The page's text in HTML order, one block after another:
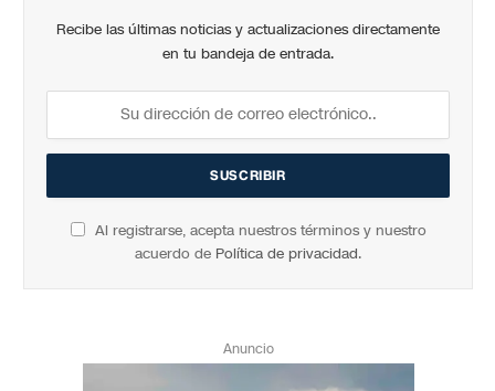
Recibe las últimas noticias y actualizaciones directamente
en tu bandeja de entrada.
Al registrarse, acepta nuestros términos y nuestro
acuerdo de Política de privacidad.
Anuncio